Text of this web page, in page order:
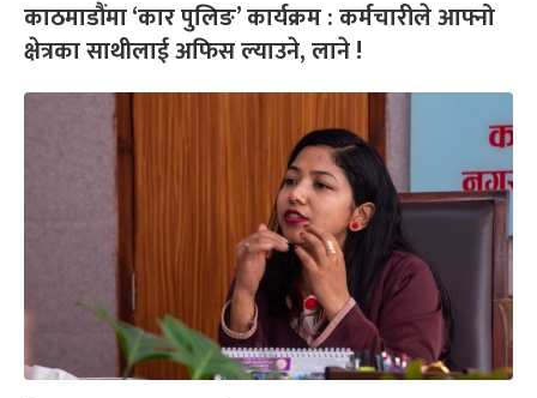
काठमाडौंमा ‘कार पुलिङ’ कार्यक्रम : कर्मचारीले आफ्नो
क्षेत्रका साथीलाई अफिस ल्याउने, लाने !